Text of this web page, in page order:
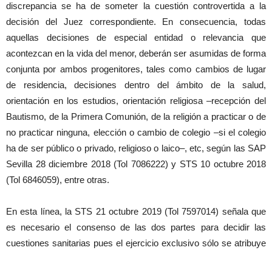
discrepancia se ha de someter la cuestión controvertida a la
decisión del Juez correspondiente. En consecuencia, todas
aquellas decisiones de especial entidad o relevancia que
acontezcan en la vida del menor, deberán ser asumidas de forma
conjunta por ambos progenitores, tales como cambios de lugar
de residencia, decisiones dentro del ámbito de la salud,
orientación en los estudios, orientación religiosa –recepción del
Bautismo, de la Primera Comunión, de la religión a practicar o de
no practicar ninguna, elección o cambio de colegio –si el colegio
ha de ser público o privado, religioso o laico–, etc, según las SAP
Sevilla 28 diciembre 2018 (Tol 7086222) y STS 10 octubre 2018
(Tol 6846059), entre otras.
En esta línea, la STS 21 octubre 2019 (Tol 7597014) señala que
es necesario el consenso de las dos partes para decidir las
cuestiones sanitarias pues el ejercicio exclusivo sólo se atribuye